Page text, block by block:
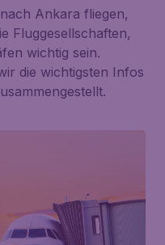
Ankara fliegen,
Fluggesellschaften,
wichtig sein.
die wichtigsten Infos